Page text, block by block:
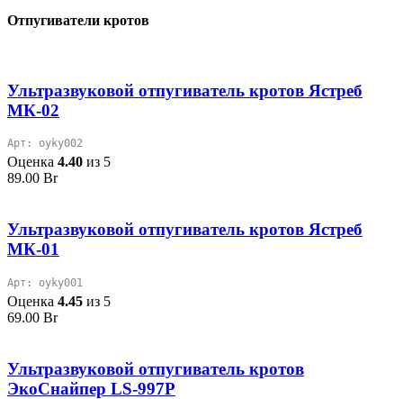
составляла
499.00 Br.
319.00 Br.
Отпугиватели кротов
Ультразвуковой отпугиватель кротов Ястреб
МК-02
Арт: oyky002
Оценка 4.40 из 5
89.00 Br
Ультразвуковой отпугиватель кротов Ястреб
МК-01
Арт: oyky001
Оценка 4.45 из 5
69.00 Br
Ультразвуковой отпугиватель кротов
ЭкоСнайпер LS-997P